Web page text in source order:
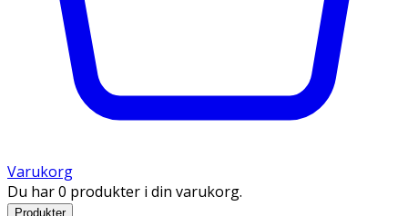
Varukorg
Du har 0 produkter i din varukorg.
Produkter